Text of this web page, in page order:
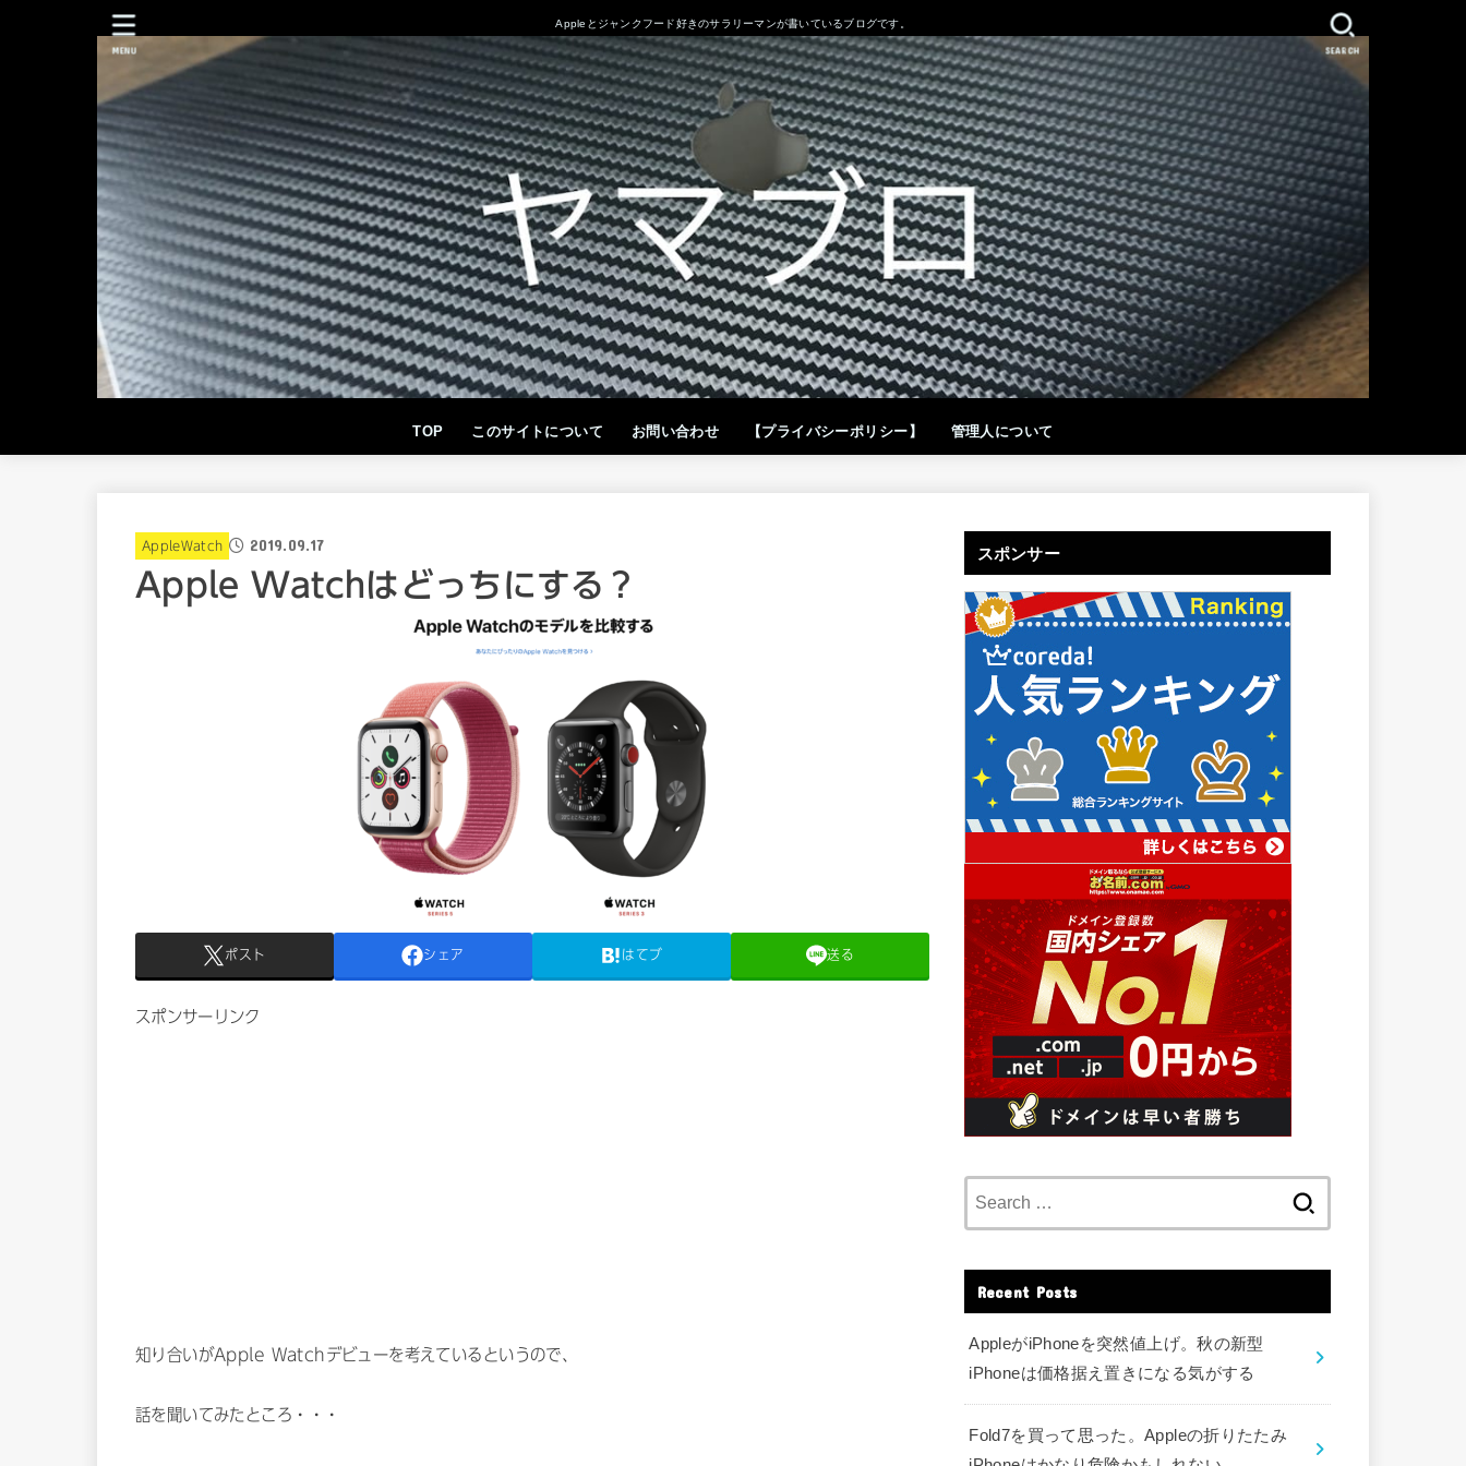
Appleとジャンクフード好きのサラリーマンが書いているブログです。
TOP このサイトについて お問い合わせ 【プライバシーポリシー】 管理人について
SEARCH
MENU
AppleWatch 2019.09.17
Apple Watchはどっちにする？
ポスト シェア はてブ 送る
スポンサーリンク
知り合いがApple Watchデビューを考えているというので、
話を聞いてみたところ・・・
スポンサー
Recent Posts
AppleがiPhoneを突然値上げ。秋の新型
iPhoneは価格据え置きになる気がする
Fold7を買って思った。Appleの折りたたみ